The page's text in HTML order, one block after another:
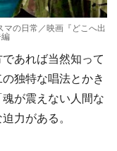
マの日常／映画『どこへ出
あれば当然知って
独特な唱法とかき
が震えない人間な
力がある。